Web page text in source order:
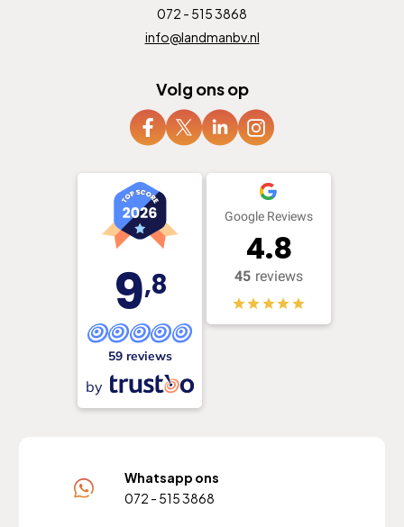
072 - 515 3868
info@landmanbv.nl
Volg ons op
9,8
59 reviews
by
Google Reviews
4.8
45 reviews
Whatsapp ons
072 - 515 3868